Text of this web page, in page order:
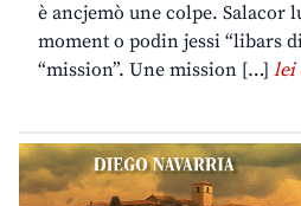
è ancjemò une colpe. Salacor
moment o podin jessi “libars
“mission”. Une mission […] lei